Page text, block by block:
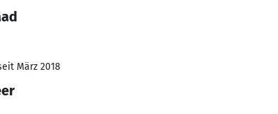
März 2018